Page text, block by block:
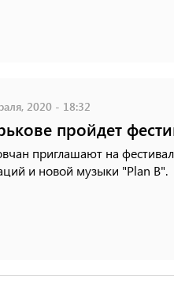
2020 - 18:32
пройдет
приглашают на
и новой музыки "Plan B".